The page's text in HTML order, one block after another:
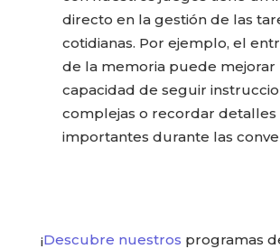
directo en la gestión de las
cotidianas. Por ejemplo, el
de la memoria puede mejorar
capacidad de seguir
complejas o recordar detalles
importantes durante las
¡Descubre nuestros programas